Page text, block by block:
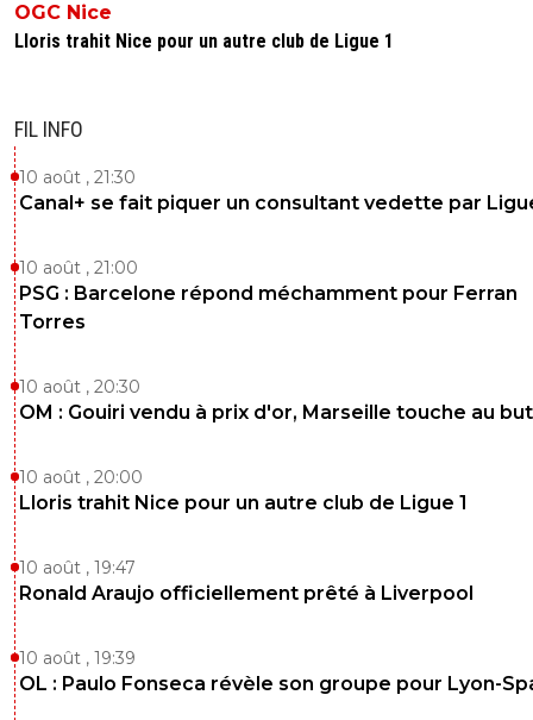
OGC Nice
Lloris trahit Nice pour un autre club de Ligue 1
FIL INFO
10 août , 21:30
Canal+ se fait piquer un consultant vedette par
10 août , 21:00
PSG : Barcelone répond méchamment pour Ferran
Torres
10 août , 20:30
OM : Gouiri vendu à prix d'or, Marseille touche au but
10 août , 20:00
Lloris trahit Nice pour un autre club de Ligue 1
10 août , 19:47
Ronald Araujo officiellement prêté à Liverpool
10 août , 19:39
OL : Paulo Fonseca révèle son groupe pour Lyon-